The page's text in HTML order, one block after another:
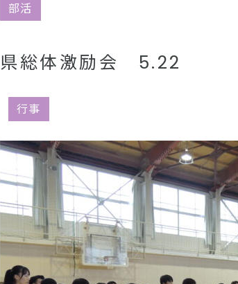
部活
県総体激励会 5.22
行事